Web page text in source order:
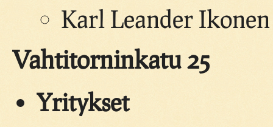
Karl Leander Ikonen
Vahtitorninkatu 25
Yritykset